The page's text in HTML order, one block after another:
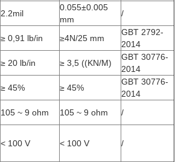
2.2mil
0.055±0.005
mm
/
≥ 0,91 lb/in ≥4N/25 mm
GBT 2792-
2014
≥ 20 lb/in ≥ 3,5 ((KN/M)
GBT 30776-
2014
≥ 45% ≥ 45%
GBT 30776-
2014
105 ~ 9 ohm 105 ~ 9 ohm
/
< 100 V < 100 V /